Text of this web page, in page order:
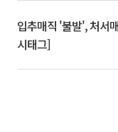
입추매직 '불발', 처서
시태그]